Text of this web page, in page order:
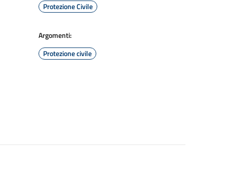
Protezione Civile
Argomenti:
Protezione civile